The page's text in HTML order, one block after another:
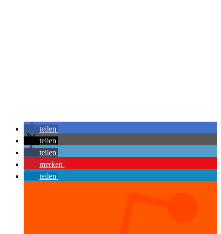
teilen
teilen
teilen
merken
teilen